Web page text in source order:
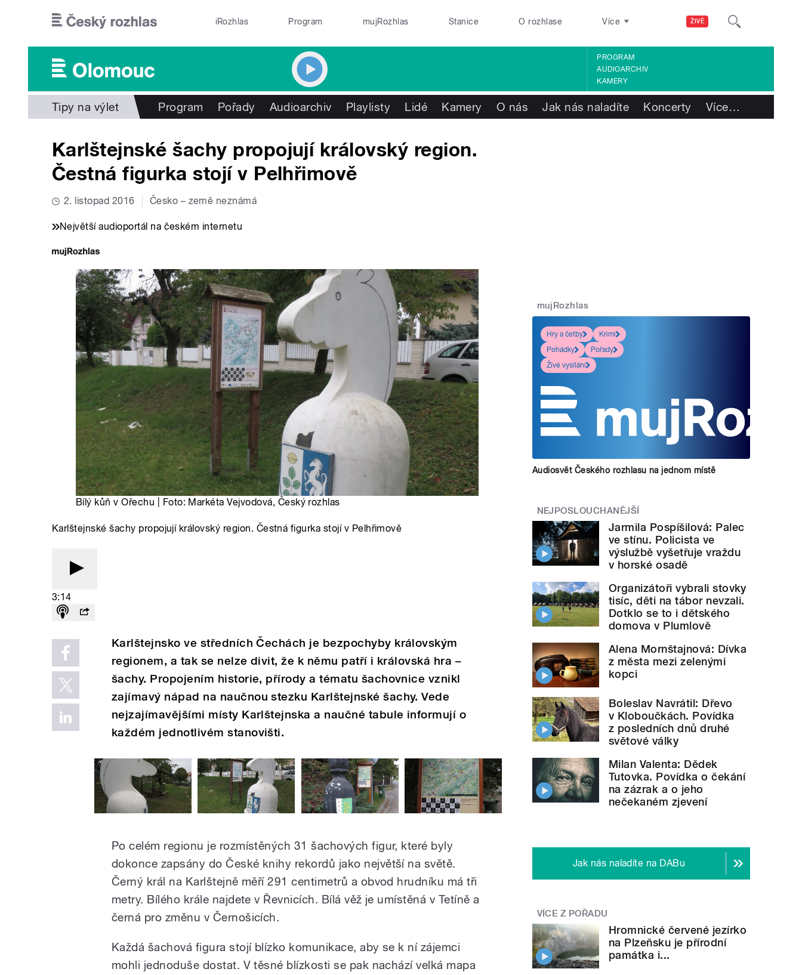
ŽIVĚ
iRozhlas Program mujRozhlas Stanice O rozhlase Více
PROGRAM
AUDIOARCHIV
KAMERY
Tipy na výlet Program Pořady Audioarchiv Playlisty Lidé Kamery O nás Jak nás naladíte Koncerty Více…
Karlštejnské šachy propojují královský region.
Čestná figurka stojí v Pelhřimově
2. listopad 2016 Česko – země neznámá
Největší audioportál na českém internetu
Bílý kůň v Ořechu | Foto: Markéta Vejvodová, Český rozhlas
Karlštejnské šachy propojují královský region. Čestná figurka stojí v Pelhřimově
3:14
Karlštejnsko ve středních Čechách je bezpochyby královským
regionem, a tak se nelze divit, že k němu patří i královská hra –
šachy. Propojením historie, přírody a tématu šachovnice vznikl
zajímavý nápad na naučnou stezku Karlštejnské šachy. Vede
nejzajímavějšími místy Karlštejnska a naučné tabule informují o
každém jednotlivém stanovišti.
Po celém regionu je rozmístěných 31 šachových figur, které byly
dokonce zapsány do České knihy rekordů jako největší na světě.
Černý král na Karlštejně měří 291 centimetrů a obvod hrudníku má tři
metry. Bílého krále najdete v Řevnicích. Bílá věž je umístěná v Tetíně a
černá pro změnu v Černošicích.
Každá šachová figura stojí blízko komunikace, aby se k ní zájemci
mohli jednoduše dostat. V těsné blízkosti se pak nachází velká mapa
mujRozhlas
Hry a četby
Krimi
Pohádky
Pořady
Živé vysílání
Audiosvět Českého rozhlasu na jednom místě
NEJPOSLOUCHANĚJŠÍ
Jarmila Pospíšilová: Palec
ve stínu. Policista ve
výslužbě vyšetřuje vraždu
v horské osadě
Organizátoři vybrali stovky
tisíc, děti na tábor nevzali.
Dotklo se to i dětského
domova v Plumlově
Alena Mornštajnová: Dívka
z města mezi zelenými
kopci
Boleslav Navrátil: Dřevo
v Kloboučkách. Povídka
z posledních dnů druhé
světové války
Milan Valenta: Dědek
Tutovka. Povídka o čekání
na zázrak a o jeho
nečekaném zjevení
Jak nás naladíte na DABu
VÍCE Z POŘADU
Hromnické červené jezírko
na Plzeňsku je přírodní
památka i...